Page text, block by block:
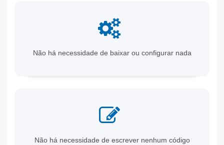
Não há necessidade de baixar ou configurar nada
Não há necessidade de escrever nenhum código